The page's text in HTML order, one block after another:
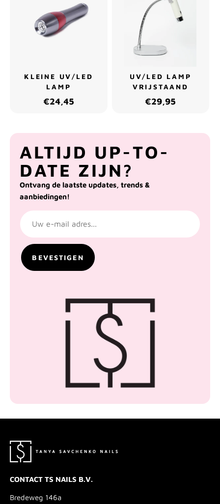
KLEINE UV/LED
LAMP
€24,45
UV/LED LAMP
VRIJSTAAND
€29,95
ALTIJD UP-TO-
DATE ZIJN?
Ontvang de laatste updates, trends &
aanbiedingen!
CONTACT TS NAILS B.V.
Bredeweg 146a